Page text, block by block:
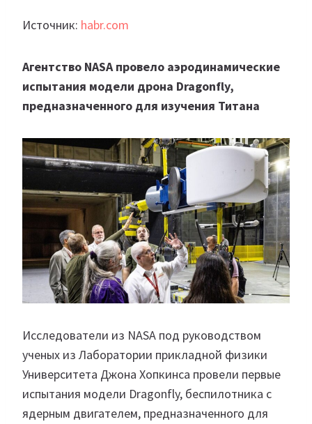
Источник: habr.com
Агентство NASA провело аэродинамические
испытания модели дрона Dragonfly,
предназначенного для изучения Титана
Исследователи из NASA под руководством
ученых из Лаборатории прикладной физики
Университета Джона Хопкинса провели первые
испытания модели Dragonfly, беспилотника с
ядерным двигателем, предназначенного для